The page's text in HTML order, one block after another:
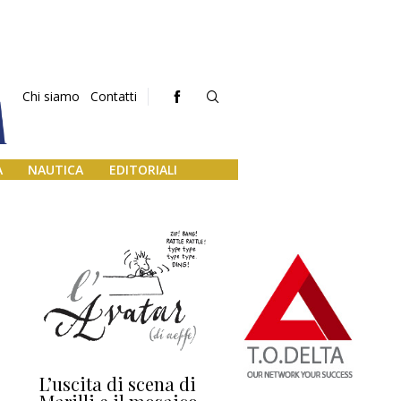
Chi siamo Contatti
NAUTICA EDITORIALI
L’uscita di scena di Darsena a Europa,